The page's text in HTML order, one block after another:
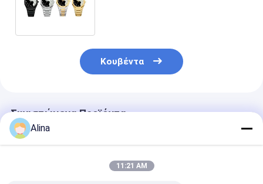
Κουβέντα
Συνιστώμενα Προϊόντα
Alina
11:21 AM